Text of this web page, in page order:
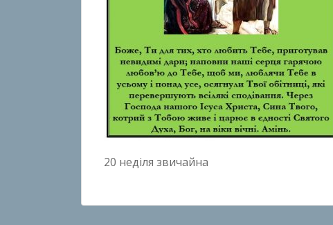
20 неділя звичайна